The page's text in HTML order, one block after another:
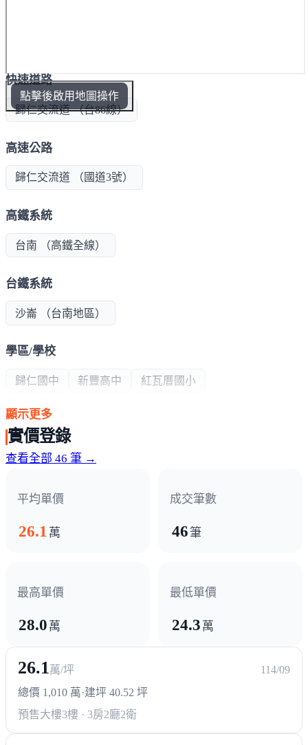
點擊後啟用地圖操作
快速道路
歸仁交流道 （台86線）
高速公路
歸仁交流道 （國道3號）
高鐵系統
台南 （高鐵全線）
台鐵系統
沙崙 （台南地區）
學區/學校
歸仁國中 新豐高中 紅瓦厝國小
公共建設
三井OUTLAT 關廟商圈
醫療機構
政府機構
戶政事務所 郵局 區公所
顯示更多
實價登錄
查看全部 46 筆 →
平均單價
26.1 萬
成交筆數
46筆
最高單價
28.0 萬
最低單價
24.3 萬
26.1萬/坪
114/09
總價 1,010 萬·建坪 40.52 坪
預售大樓3樓 · 3房2廳2衛